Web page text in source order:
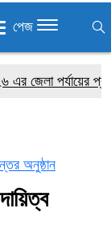
পেজ
পর্যায়ের
অনুষ্ঠান